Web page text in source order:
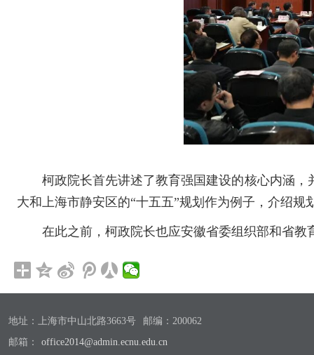
柯政院长首先讲述了教育强国建设的核心内涵
大和上海市静安区的“十五五”规划作为例子，介绍
在此之前，柯政院长也应安徽省委组织部和省
地址：上海市中山北路3663号
邮编：200062
邮箱：
office2014@admin.ecnu.edu.cn